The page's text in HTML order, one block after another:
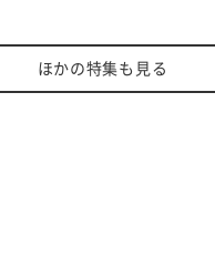
ほかの特集も見る